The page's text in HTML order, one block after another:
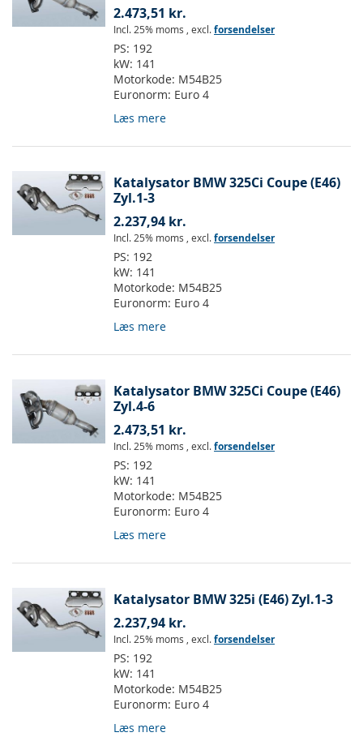
2.473,51 kr.
Incl. 25% moms , excl.forsendelser
PS: 192
kW: 141
Motorkode: M54B25
Euronorm: Euro 4
Læs mere
Katalysator BMW 325Ci Coupe (E46)
Zyl.1-3
2.237,94 kr.
Incl. 25% moms , excl.forsendelser
PS: 192
kW: 141
Motorkode: M54B25
Euronorm: Euro 4
Læs mere
Katalysator BMW 325Ci Coupe (E46)
Zyl.4-6
2.473,51 kr.
Incl. 25% moms , excl.forsendelser
PS: 192
kW: 141
Motorkode: M54B25
Euronorm: Euro 4
Læs mere
Katalysator BMW 325i (E46) Zyl.1-3
2.237,94 kr.
Incl. 25% moms , excl.forsendelser
PS: 192
kW: 141
Motorkode: M54B25
Euronorm: Euro 4
Læs mere